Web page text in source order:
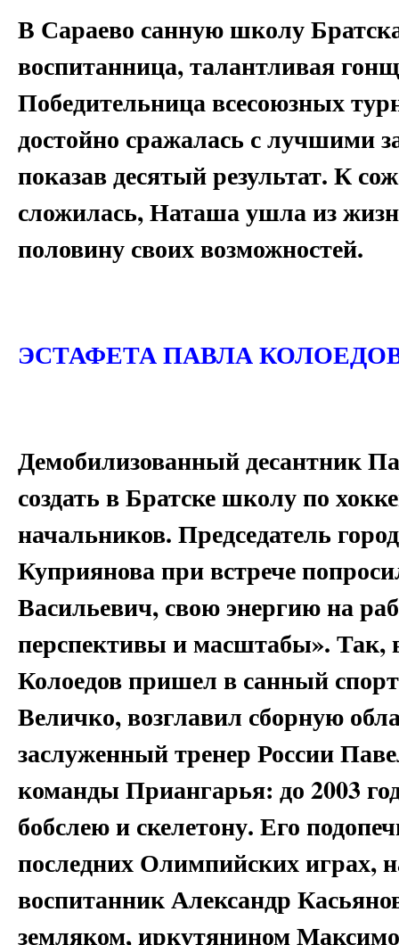
В Сараево санную школу
воспитанница, талантливая
Победительница всесоюзных
достойно сражалась с лучшими
показав десятый результат. К
сложилась, Наташа ушла из
половину своих возможностей.
ЭСТАФЕТА ПАВЛА
Демобилизованный десантник
создать в Братске школу по
начальников. Председатель
Куприянова при встрече
Васильевич, свою энергию на
перспективы и масштабы». Так,
Колоедов пришел в санный
Величко, возглавил сборную
заслуженный тренер России
команды Приангарья: до 2003
бобслею и скелетону. Его
последних Олимпийских играх,
воспитанник Александр
земляком, иркутянином